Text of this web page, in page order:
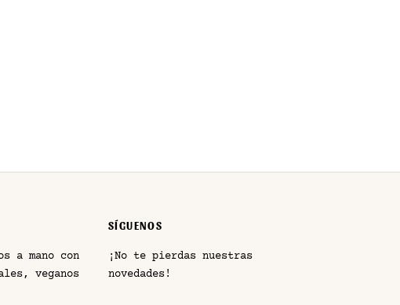
a mano con
veganos
SÍGUENOS
¡No te pierdas nuestras
novedades!